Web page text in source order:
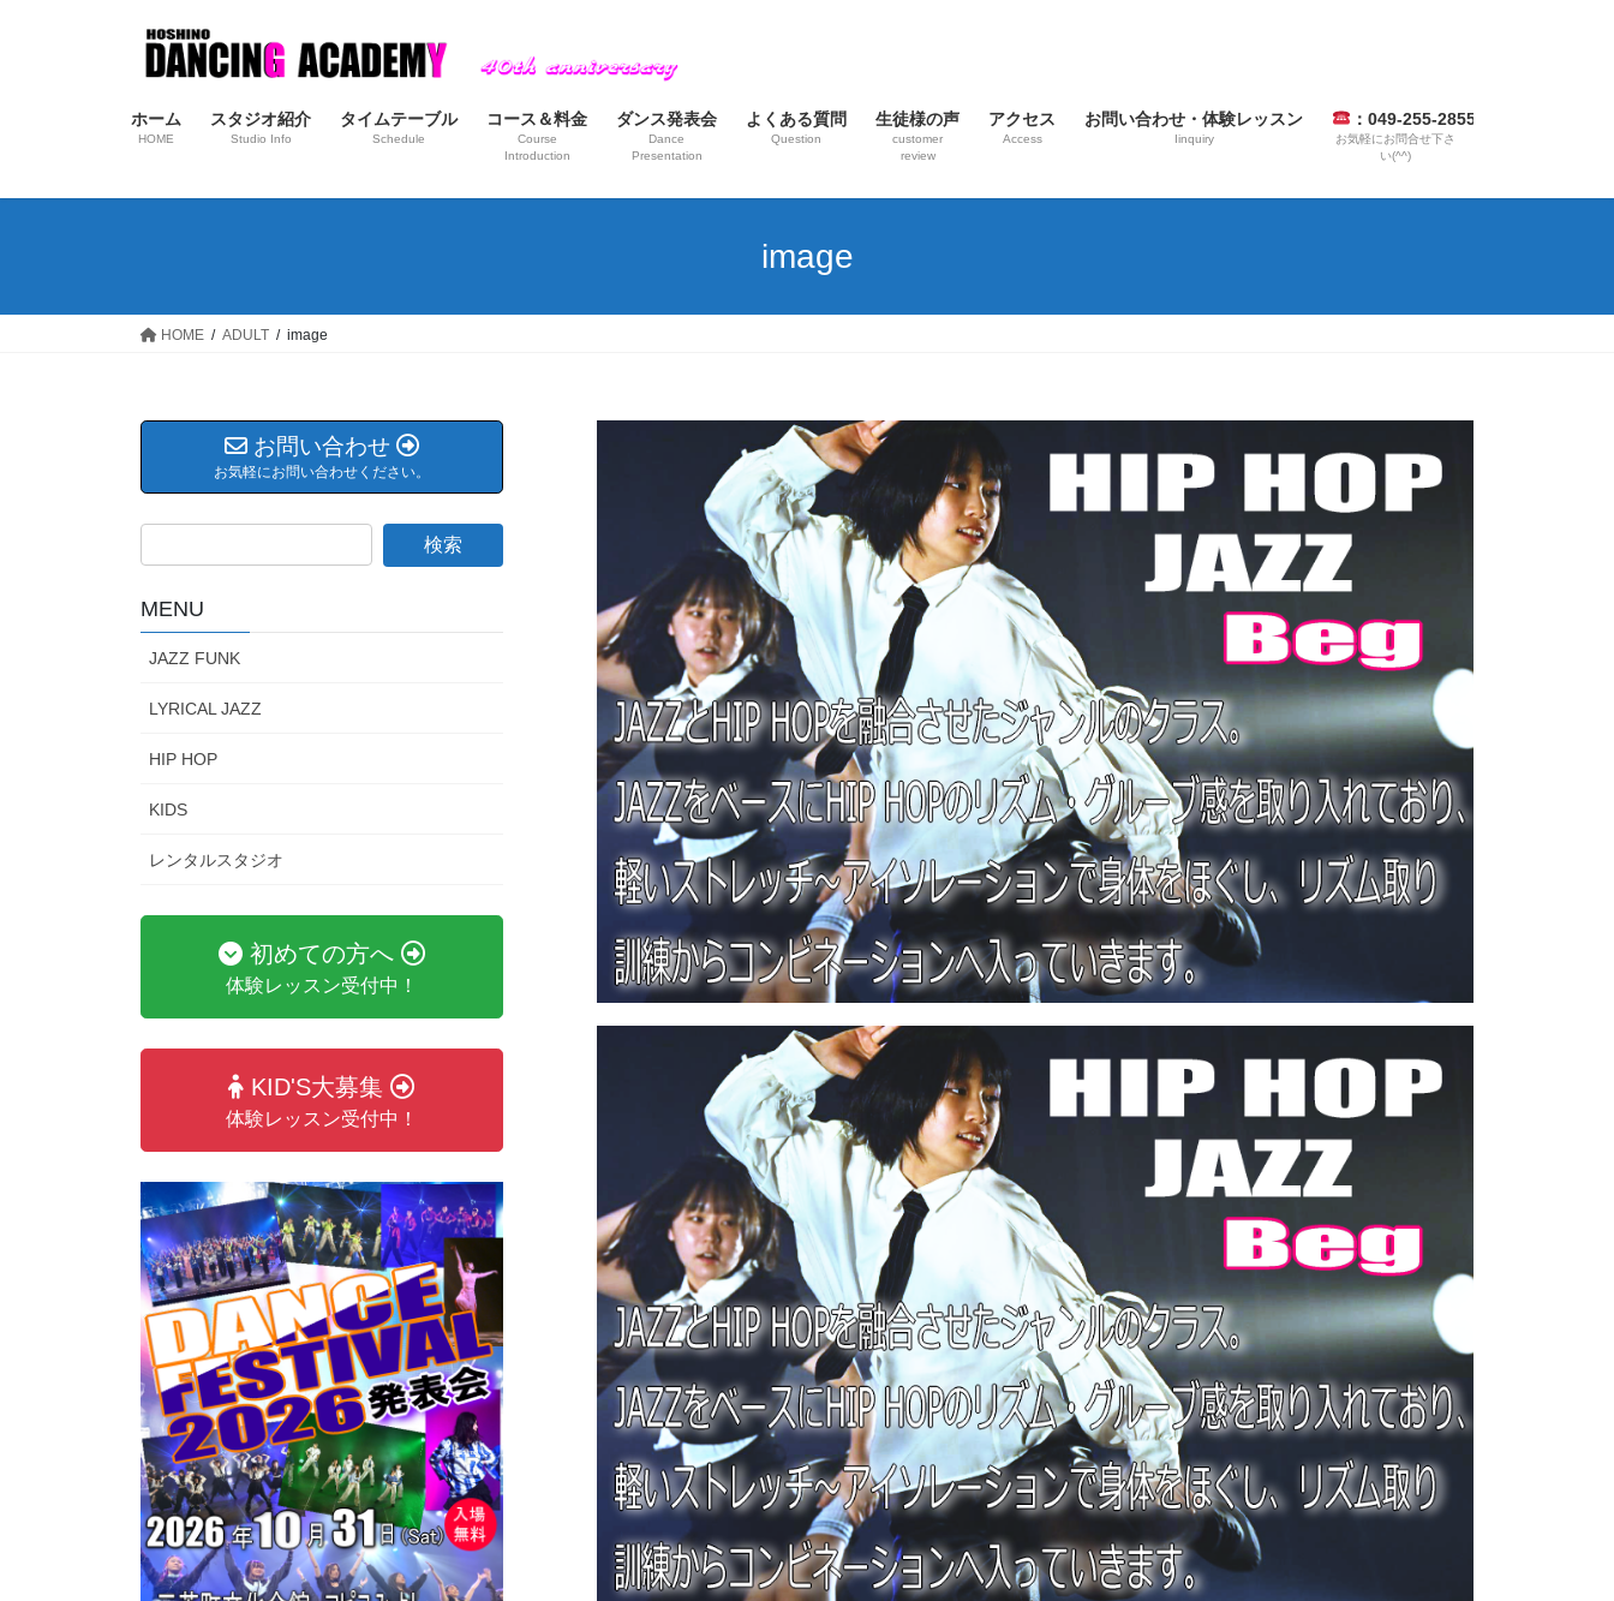
ホーム
HOME
スタジオ紹介
Studio Info
タイムテーブル
Schedule
コース＆料金
Course
Introduction
ダンス発表会
Dance
Presentation
よくある質問
Question
生徒様の声
customer
review
アクセス
Access
お問い合わせ・体験レッスン
Iinquiry
：049-255-2855
お気軽にお問合せ下さ
い(^^)
image
HOME ADULT image
お問い合わせ
お気軽にお問い合わせください。
MENU
JAZZ FUNK
LYRICAL JAZZ
HIP HOP
KIDS
レンタルスタジオ
初めての方へ
体験レッスン受付中！
KID'S大募集
体験レッスン受付中！